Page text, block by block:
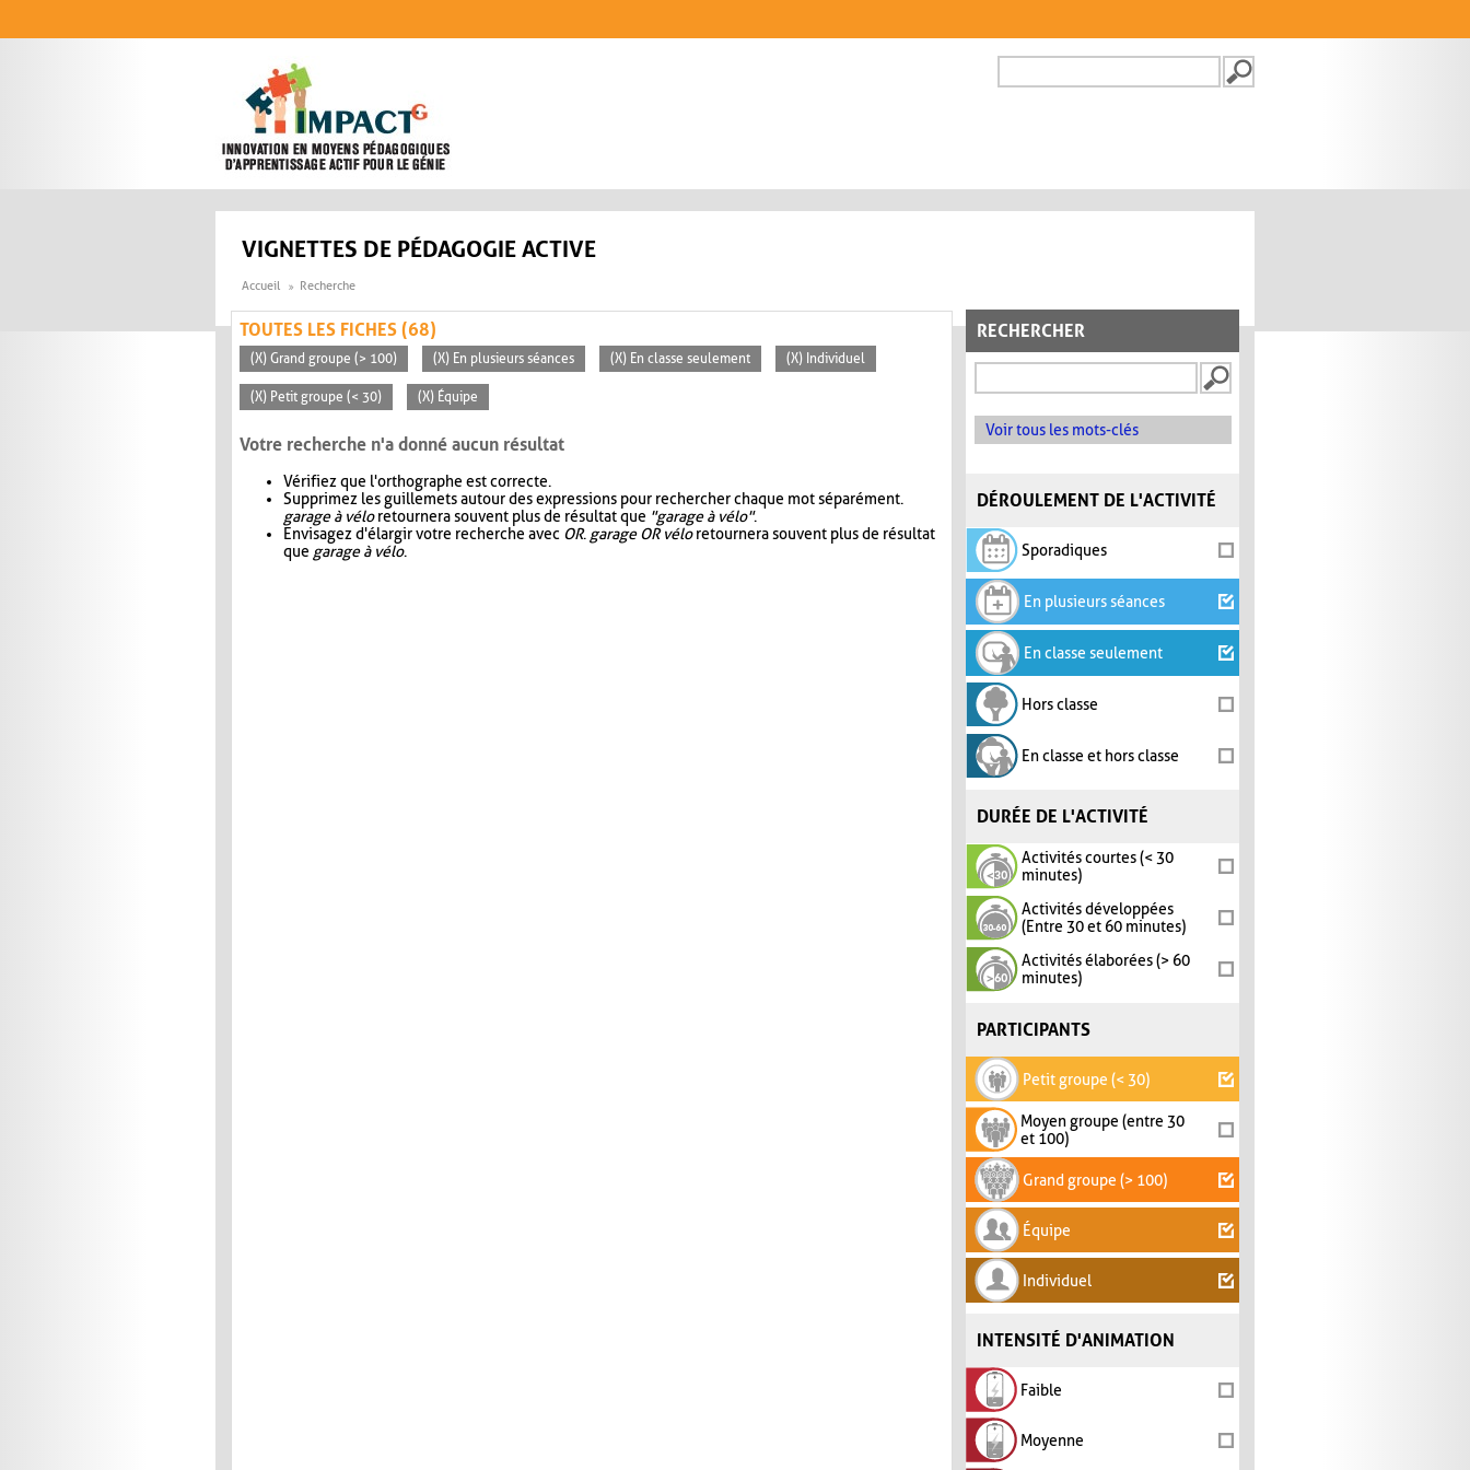
FORMULAIRE DE
VIGNETTES DE PÉDAGOGIE ACTIVE
Accueil Recherche
RECHERCHER
Voir tous les mots-clés
DÉROULEMENT DE L'ACTIVITÉ
Sporadiques
En plusieurs séances
En classe seulement
Hors classe
En classe et hors classe
DURÉE DE L'ACTIVITÉ
Activités courtes (< 30
minutes)
Activités développées
(Entre 30 et 60 minutes)
Activités élaborées (> 60
minutes)
PARTICIPANTS
Petit groupe (< 30)
Moyen groupe (entre 30
et 100)
Grand groupe (> 100)
Équipe
Individuel
INTENSITÉ D'ANIMATION
Faible
Moyenne
TOUTES LES FICHES (68)
(X) Grand groupe (> 100) (X) En plusieurs séances (X) En classe seulement (X) Individuel
(X) Petit groupe (< 30) (X) Équipe
Votre recherche n'a donné aucun résultat
Vérifiez que l'orthographe est correcte.
Supprimez les guillemets autour des expressions pour rechercher chaque mot séparément.
garage à véloretournera souvent plus de résultat que "garage à vélo".
Envisagez d'élargir votre recherche avec OR. garage OR véloretournera souvent plus de résultat
que garage à vélo.